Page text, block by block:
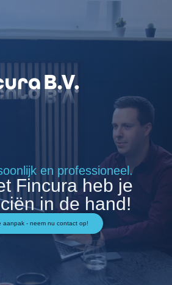
en professioneel.
Fincura heb je
in de hand!
aanpak - neem nu contact op!